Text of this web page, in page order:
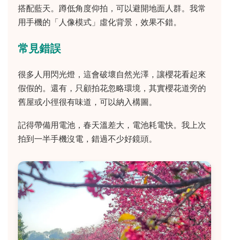
搭配藍天。蹲低角度仰拍，可以避開地面人群。我常
用手機的「人像模式」虛化背景，效果不錯。
常見錯誤
很多人用閃光燈，這會破壞自然光澤，讓櫻花看起來
假假的。還有，只顧拍花忽略環境，其實櫻花道旁的
舊屋或小徑很有味道，可以納入構圖。
記得帶備用電池，春天溫差大，電池耗電快。我上次
拍到一半手機沒電，錯過不少好鏡頭。